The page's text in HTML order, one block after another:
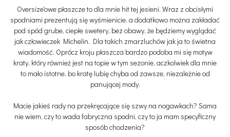
Oversize'owe płaszcze to dla mnie hit tej jesieni. Wraz z obcisłymi
spodniami prezentują się wyśmienicie, a dodatkowo można zakładać
pod spód grube, ciepłe swetery, bez obawy, że będziemy wyglądać
jak człowieczek Michelin. Dla takich zmarzluchów jak ja to świetna
wiadomość. Oprócz kroju płaszcza bardzo podoba mi się motyw
kraty, który również jest na topie w tym sezonie, aczkolwiek dla mnie
to mało istotne, bo kratę lubię chyba od zawsze, niezależnie od
panującej mody.
Macie jakieś rady na przekręcające się szwy na nogawkach? Sama
nie wiem, czy to wada fabryczna spodni, czy to ja mam specyficzny
sposób chodzenia?